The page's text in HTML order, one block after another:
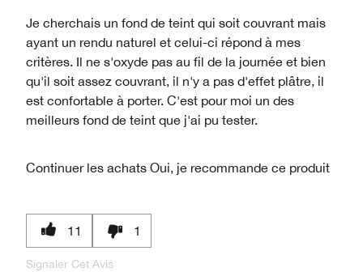
Je cherchais un fond de teint qui soit couvrant mais
ayant un rendu naturel et celui-ci répond à mes
critères. Il ne s'oxyde pas au fil de la journée et bien
qu'il soit assez couvrant, il n'y a pas d'effet plâtre, il
est confortable à porter. C'est pour moi un des
meilleurs fond de teint que j'ai pu tester.
Continuer les achats Oui, je recommande ce produit
11 1
Signaler Cet Avis